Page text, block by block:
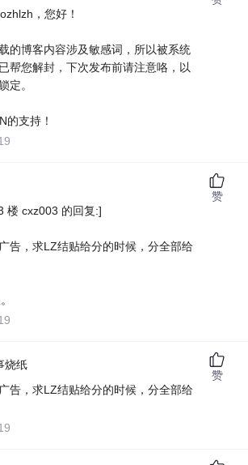
，您好！
的博客内容涉及敏感词，所以被系统
帮您解封，下次发布前请注意咯，以
定。
的支持！
楼 cxz003 的回复:]
告，求LZ结贴给分的时候，分全部给
赞
烧纸
告，求LZ结贴给分的时候，分全部给
赞